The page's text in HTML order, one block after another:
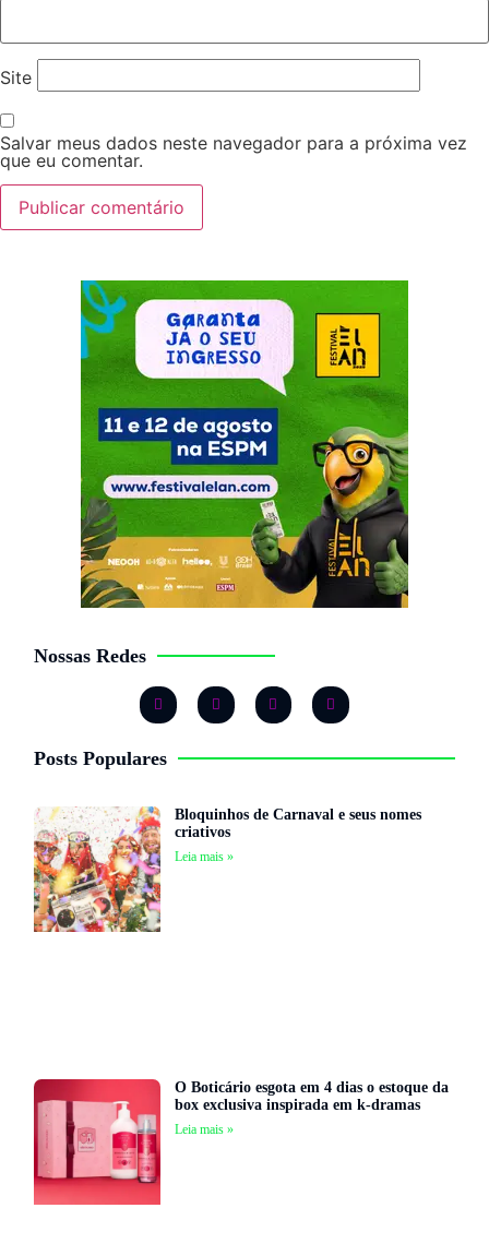
Site
Salvar meus dados neste navegador para a próxima vez
que eu comentar.
Nossas Redes
Posts Populares
Bloquinhos de Carnaval e seus nomes
criativos
Leia mais »
O Boticário esgota em 4 dias o estoque da
box exclusiva inspirada em k-dramas
Leia mais »